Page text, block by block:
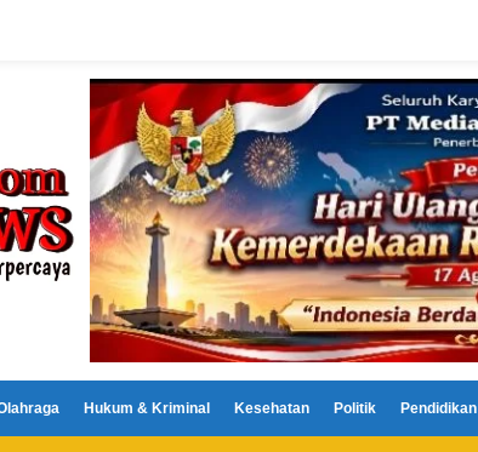
Hukum & Kriminal Kesehatan Politik Pendidikan